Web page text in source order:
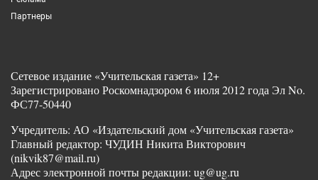
Партнеры
Сетевое издание «Учительская газета» 12+
Зарегистрировано Роскомнадзором 6 июля 2012 года Эл No.
ФС77-50440
Учредитель: АО «Издательский дом «Учительская газета»
Главный редактор: ЧУДИН Никита Викторович
(nikvik87@mail.ru)
Адрес электронной почты редакции: ug@ug.ru